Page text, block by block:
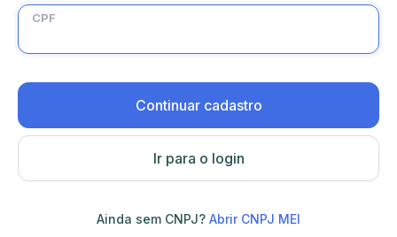
CPF
Continuar cadastro
Ir para o login
Ainda sem CNPJ? Abrir CNPJ MEI